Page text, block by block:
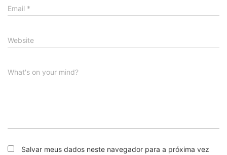
Email *
Website
What's on your mind?
Salvar meus dados neste navegador para a próxima vez